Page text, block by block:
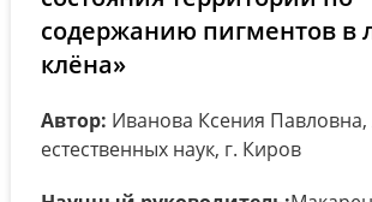
содержанию пигментов в
клёна»
Автор: Иванова Ксения
естественных наук, г. Киров